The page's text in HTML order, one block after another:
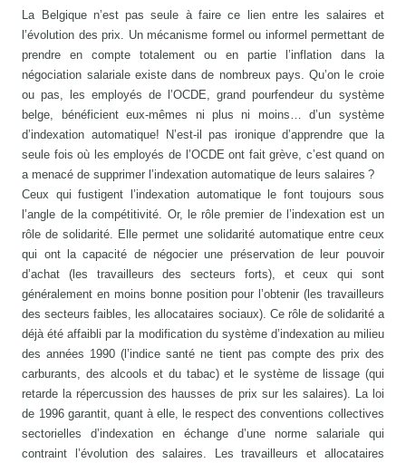
La Belgique n’est pas seule à faire ce lien entre les salaires et
l’évolution des prix. Un mécanisme formel ou informel permettant de
prendre en compte totalement ou en partie l’inflation dans la
négociation salariale existe dans de nombreux pays. Qu’on le croie
ou pas, les employés de l’OCDE, grand pourfendeur du système
belge, bénéficient eux-mêmes ni plus ni moins… d’un système
d’indexation automatique! N’est-il pas ironique d’apprendre que la
seule fois où les employés de l’OCDE ont fait grève, c’est quand on
a menacé de supprimer l’indexation automatique de leurs salaires ?
Ceux qui fustigent l’indexation automatique le font toujours sous
l’angle de la compétitivité. Or, le rôle premier de l’indexation est un
rôle de solidarité. Elle permet une solidarité automatique entre ceux
qui ont la capacité de négocier une préservation de leur pouvoir
d’achat (les travailleurs des secteurs forts), et ceux qui sont
généralement en moins bonne position pour l’obtenir (les travailleurs
des secteurs faibles, les allocataires sociaux). Ce rôle de solidarité a
déjà été affaibli par la modification du système d’indexation au milieu
des années 1990 (l’indice santé ne tient pas compte des prix des
carburants, des alcools et du tabac) et le système de lissage (qui
retarde la répercussion des hausses de prix sur les salaires). La loi
de 1996 garantit, quant à elle, le respect des conventions collectives
sectorielles d’indexation en échange d’une norme salariale qui
contraint l’évolution des salaires. Les travailleurs et allocataires